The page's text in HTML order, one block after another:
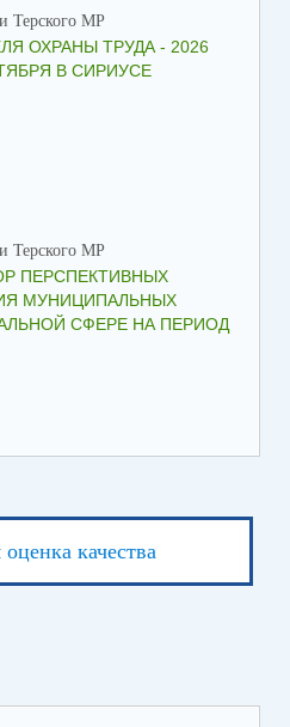
Терского МР
ОХРАНЫ ТРУДА - 2026
В СИРИУСЕ
Терского МР
ПЕРСПЕКТИВНЫХ
МУНИЦИПАЛЬНЫХ
качества